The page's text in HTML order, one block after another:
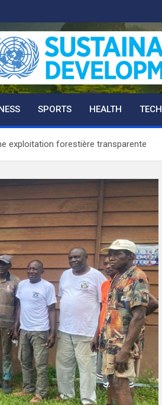
SPORTS HEALTH TECH
exploitation forestière transparente